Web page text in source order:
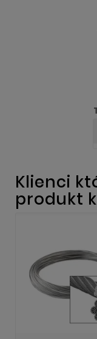
Klienci
produkt